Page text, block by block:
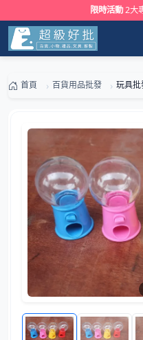
限時活動 2大
首頁 百貨用品批發 玩具批